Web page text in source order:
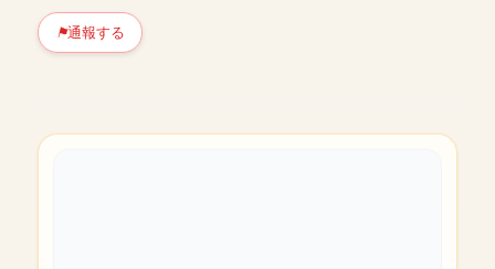
通報する